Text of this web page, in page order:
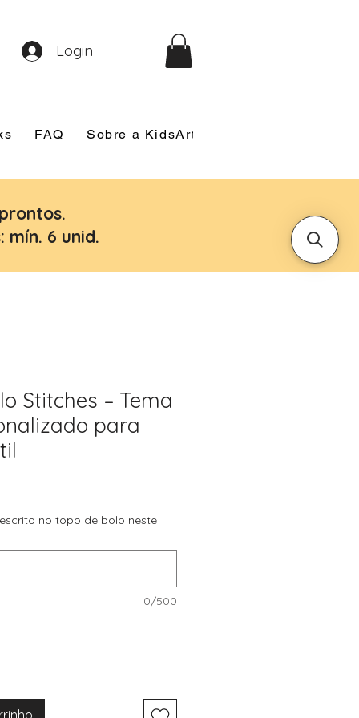
FAQ Sobre a KidsArt
Login
mín. 6 unid.
Stitches – Tema
para
no topo de bolo neste
0/500